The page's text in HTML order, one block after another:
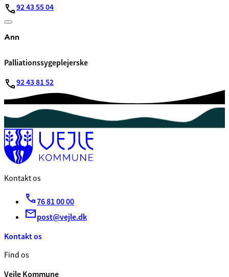
92 43 55 04
Ann
Palliationssygeplejerske
92 43 81 52
Kontakt os
76 81 00 00
post@vejle.dk
Kontakt os
Find os
Vejle Kommune